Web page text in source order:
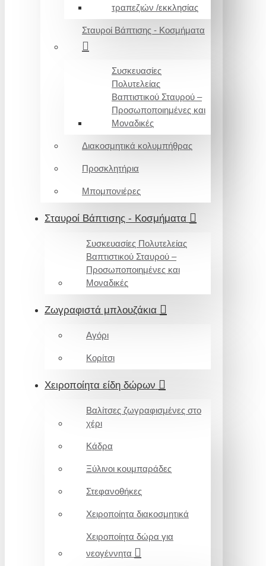
τραπεζιών /εκκλησίας
Σταυροί Βάπτισης - Κοσμήματα
Συσκευασίες
Πολυτελείας
Βαπτιστικού Σταυρού –
Προσωποποιημένες και
Μοναδικές
Διακοσμητικά κολυμπήθρας
Προσκλητήρια
Μπομπονιέρες
Σταυροί Βάπτισης - Κοσμήματα
Συσκευασίες Πολυτελείας
Βαπτιστικού Σταυρού –
Προσωποποιημένες και
Μοναδικές
Ζωγραφιστά μπλουζάκια
Αγόρι
Κορίτσι
Χειροποίητα είδη δώρων
Βαλίτσες ζωγραφισμένες στο
χέρι
Κάδρα
Ξύλινοι κουμπαράδες
Στεφανοθήκες
Χειροποίητα διακοσμητικά
Χειροποίητα δώρα για
νεογέννητα